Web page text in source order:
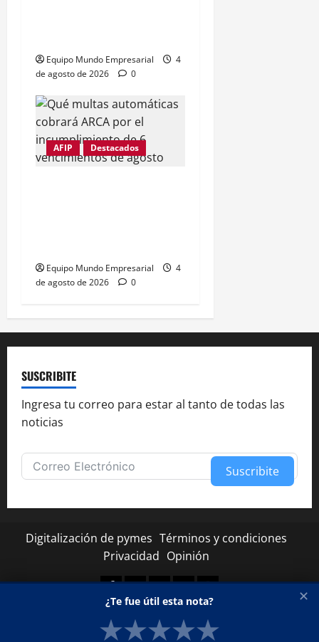
Equipo Mundo Empresarial
4
de agosto de 2026
0
AFIP Destacados
Equipo Mundo Empresarial
4
de agosto de 2026
0
SUSCRIBITE
Ingresa tu correo para estar al tanto de todas las
noticias
Suscribite
Digitalización de pymes Términos y condiciones
Privacidad Opinión
Facebook
TwitterLinkedinYoutubeInstagram
Copyright © Todos los derechos reservados.
✕
¿Te fue útil esta nota?
★★★★★